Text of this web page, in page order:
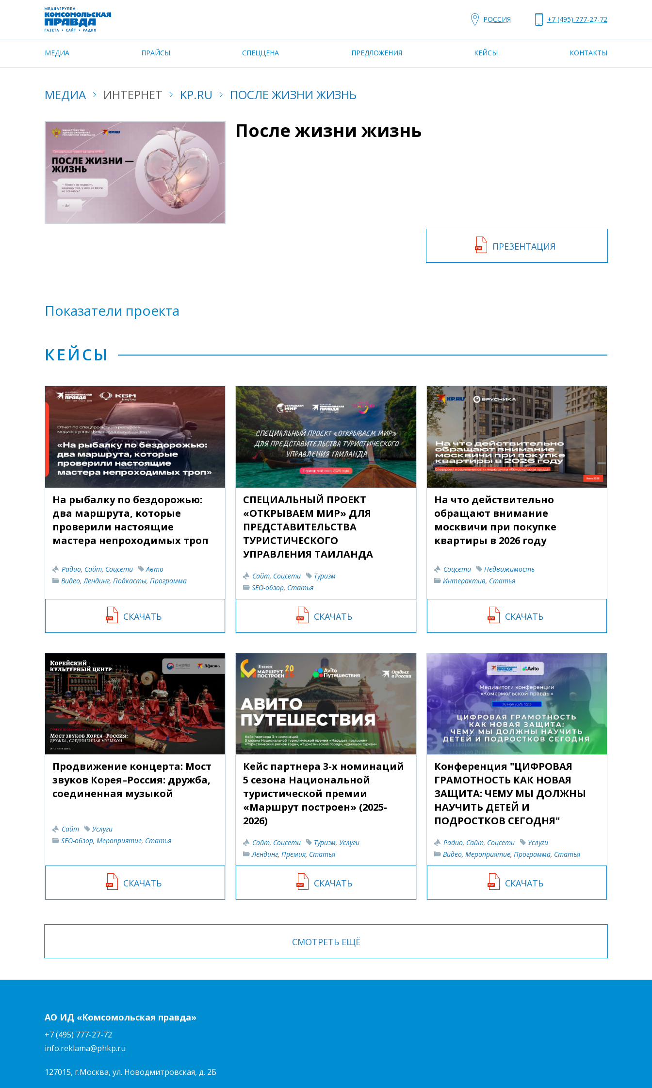
РОССИЯ +7 (495) 777-27-72
МЕДИА ПРАЙСЫ СПЕЦЦЕНА ПРЕДЛОЖЕНИЯ КЕЙСЫ КОНТАКТЫ
МЕДИА ИНТЕРНЕТ KP.RU ПОСЛЕ ЖИЗНИ ЖИЗНЬ
После жизни жизнь
ПРЕЗЕНТАЦИЯ
Показатели проекта
КЕЙСЫ
На рыбалку по бездорожью:
два маршрута, которые
проверили настоящие
мастера непроходимых троп
Радио, Сайт, Соцсети
Авто
Видео, Лендинг, Подкасты, Программа
СКАЧАТЬ
СПЕЦИАЛЬНЫЙ ПРОЕКТ
«ОТКРЫВАЕМ МИР» ДЛЯ
ПРЕДСТАВИТЕЛЬСТВА
ТУРИСТИЧЕСКОГО
УПРАВЛЕНИЯ ТАИЛАНДА
Сайт, Соцсети
Туризм
SEO-обзор, Статья
СКАЧАТЬ
На что действительно
обращают внимание
москвичи при покупке
квартиры в 2026 году
Соцсети
Недвижимость
Интерактив, Статья
СКАЧАТЬ
Продвижение концерта: Мост
звуков Корея–Россия: дружба,
соединенная музыкой
Сайт
Услуги
SEO-обзор, Мероприятие, Статья
СКАЧАТЬ
Кейс партнера 3-х номинаций
5 сезона Национальной
туристической премии
«Маршрут построен» (2025-
2026)
Сайт, Соцсети Туризм,Услуги
Лендинг,Премия, Статья
СКАЧАТЬ
Конференция "ЦИФРОВАЯ
ГРАМОТНОСТЬ КАК НОВАЯ
ЗАЩИТА: ЧЕМУ МЫ ДОЛЖНЫ
НАУЧИТЬ ДЕТЕЙ И
ПОДРОСТКОВ СЕГОДНЯ"
Радио, Сайт, Соцсети
Услуги
Видео, Мероприятие, Программа, Статья
СКАЧАТЬ
СМОТРЕТЬ ЕЩЁ
АО ИД «Комсомольская правда»
+7 (495) 777-27-72
info.reklama@phkp.ru
127015, г.Москва, ул. Новодмитровская, д. 2Б